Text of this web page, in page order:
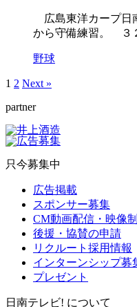
広島東洋カープ日
から守備練習。 ３
野球
1 2 Next »
partner
只今募集中
広告掲載
スポンサー募集
CM動画配信・映像
後援・協賛の申請
リクルート採用情報
インターンシップ募
プレゼント
日南テレビ! について